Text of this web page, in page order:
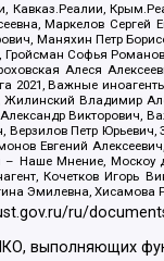
Кавказ.Реалии,
Маркелов Сергей
Маняхин Петр
Софья
Алеся
2021, Важные
Владимир
Викторович,
Верзилов Петр
Евгений
– Наше Мнение, Москоу
Кочетков Игорь
Эмилевна, Хисамова
ru/
выполняющих